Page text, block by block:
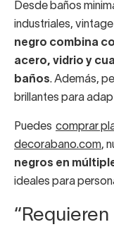
Desde baños
industriales,
negro combina
acero, vidrio y
baños. Además,
brillantes para
Puedes comprar
decorabano.com,
negros en
ideales para